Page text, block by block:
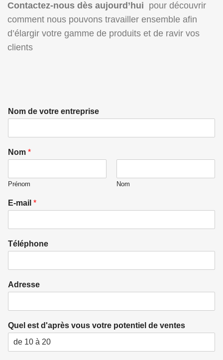
Contactez-nous dès aujourd’hui pour découvrir
comment nous pouvons travailler ensemble afin
d’élargir votre gamme de produits et de ravir vos
clients
Nom de votre entreprise
Nom *
Prénom Nom
E-mail *
Téléphone
Adresse
Quel est d'après vous votre potentiel de ventes